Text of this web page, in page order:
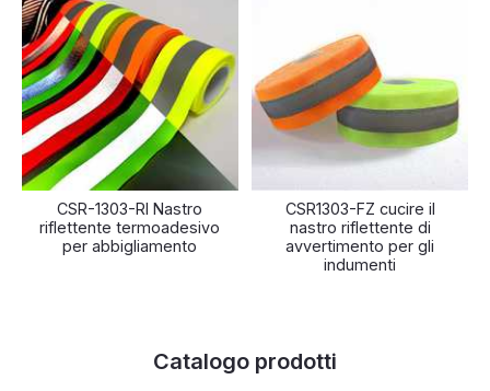
CSR-1303-RI Nastro
riflettente termoadesivo
per abbigliamento
CSR1303-FZ cucire il
nastro riflettente di
avvertimento per gli
indumenti
Catalogo prodotti